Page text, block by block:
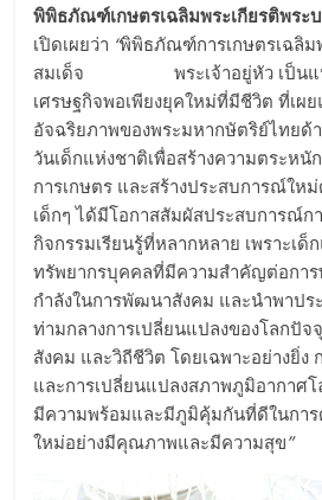
พิพิธภัณฑ์เกษตรเฉลิมพระเกียรติพระ
เปิดเผยว่า “พิพิธภัณฑ์การเกษตรเฉลิม
สมเด็จ พระเจ้าอยู่หัว เป็นแหล่
เศรษฐกิจพอเพียงยุคใหม่ที่มีชีวิต ที่เผ
อัจฉริยภาพของพระมหากษัตริย์ไทยด้
วันเด็กแห่งชาติเพื่อสร้างความตระหนั
การเกษตร และสร้างประสบการณ์ให
เด็กๆ ได้มีโอกาสสัมผัสประสบการณ์ก
กิจกรรมเรียนรู้ที่หลากหลาย เพราะเด็
ทรัพยากรบุคคลที่มีความสำคัญต่อกา
กำลังในการพัฒนาสังคม และนำพาปร
ท่ามกลางการเปลี่ยนแปลงของโลกปัจ
สังคม และวิถีชีวิต โดยเฉพาะอย่างยิ่ง
และการเปลี่ยนแปลงสภาพภูมิอากาศโ
มีความพร้อมและมีภูมิคุ้มกันที่ดีในการ
ใหม่อย่างมีคุณภาพและมีความสุข”